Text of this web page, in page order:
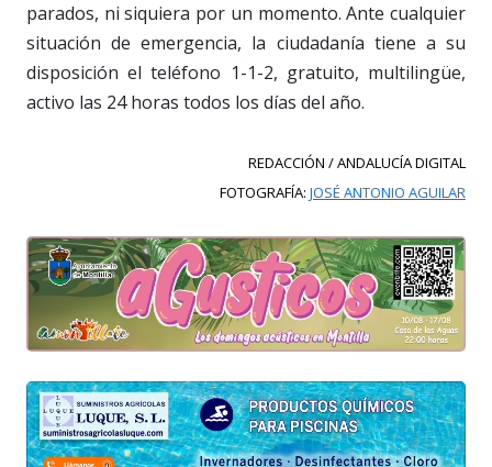
parados, ni siquiera por un momento. Ante cualquier
situación de emergencia, la ciudadanía tiene a su
disposición el teléfono 1-1-2, gratuito, multilingüe,
activo las 24 horas todos los días del año.
REDACCIÓN / ANDALUCÍA DIGITAL
FOTOGRAFÍA: JOSÉ ANTONIO AGUILAR